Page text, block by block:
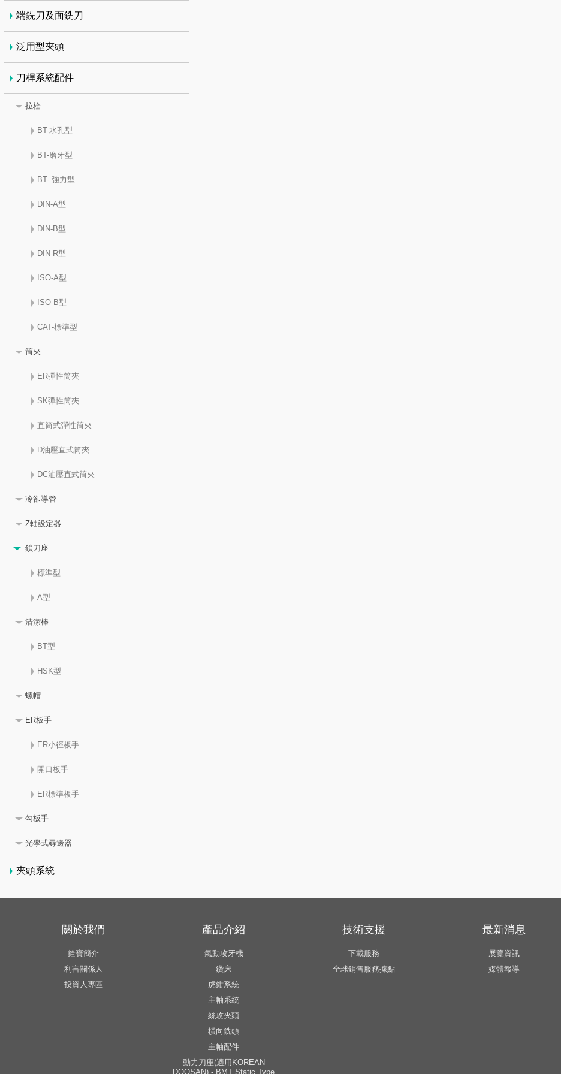
端銑刀及面銑刀
泛用型夾頭
刀桿系統配件
拉栓
BT-水孔型
BT-磨牙型
BT- 強力型
DIN-A型
DIN-B型
DIN-R型
ISO-A型
ISO-B型
CAT-標準型
筒夾
ER彈性筒夾
SK彈性筒夾
直筒式彈性筒夾
D油壓直式筒夾
DC油壓直式筒夾
冷卻導管
Z軸設定器
鎖刀座
標準型
A型
清潔棒
BT型
HSK型
螺帽
ER板手
ER小徑板手
開口板手
ER標準板手
勾板手
光學式尋邊器
夾頭系統
關於我們
銓寶簡介
利害關係人
投資人專區
產品介紹
氣動攻牙機
鑽床
虎鉗系統
主軸系統
絲攻夾頭
橫向銑頭
主軸配件
動力刀座(適用KOREAN
DOOSAN) - BMT Static Type
技術支援
下載服務
全球銷售服務據點
最新消息
展覽資訊
媒體報導